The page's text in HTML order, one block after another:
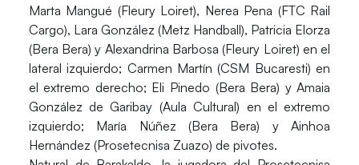
Marta Mangué (Fleury Loiret), Nerea Pena (FTC Rail
Cargo), Lara González (Metz Handball), Patricia Elorza
(Bera Bera) y Alexandrina Barbosa (Fleury Loiret) en el
lateral izquierdo; Carmen Martín (CSM Bucaresti) en
el extremo derecho; Eli Pinedo (Bera Bera) yAmaia
González de Garibay (Aula Cultural) en el extremo
izquierdo; María Núñez (Bera Bera) yAinhoa
Hernández (Prosetecnisa Zuazo) de pivotes.